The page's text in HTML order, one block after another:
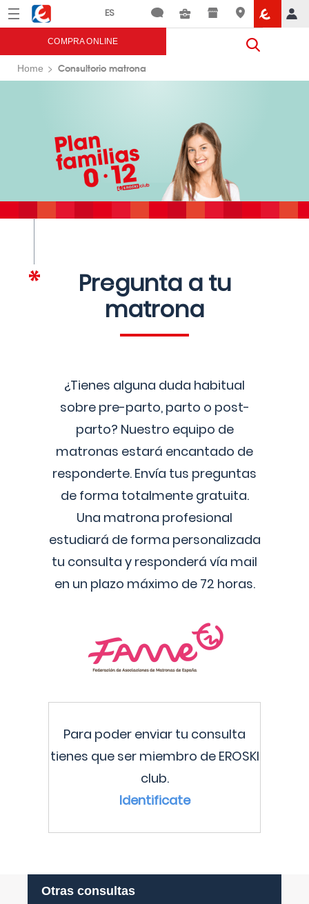
Menú Eroski
COMPRA ONLINE
Home Consultorio matrona
Pregunta a tu
matrona
¿Tienes alguna duda habitual
sobre pre-parto, parto o post-
parto? Nuestro equipo de
matronas estará encantado de
responderte. Envía tus preguntas
de forma totalmente gratuita.
Una matrona profesional
estudiará de forma personalizada
tu consulta y responderá vía mail
en un plazo máximo de 72 horas.
Para poder enviar tu consulta
tienes que ser miembro de EROSKI
club.
Identificate
Otras consultas